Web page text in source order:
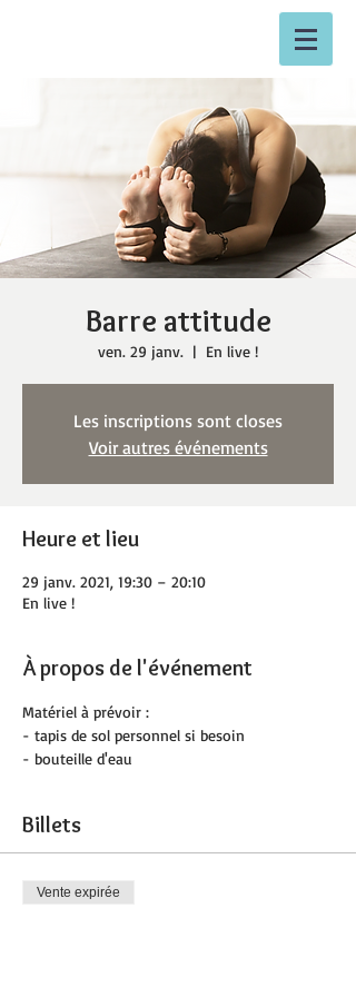
Barre attitude
ven. 29 janv.
  |
En live !
Les inscriptions sont closes
Voir autres événements
Heure et lieu
29 janv. 2021, 19:30 – 20:10
En live !
À propos de l'événement
Matériel à prévoir :
- tapis de sol personnel si besoin
- bouteille d'eau
Billets
Vente expirée